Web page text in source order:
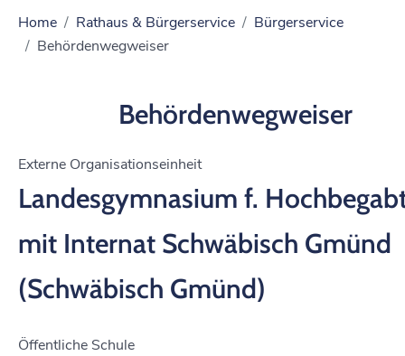
Home Rathaus & Bürgerservice
Bürgerservice
Behördenwegweiser
Behördenwegweiser
Externe Organisationseinheit
Landesgymnasium f.
mit Internat Schwäbisch Gmünd
(Schwäbisch Gmünd)
Öffentliche Schule